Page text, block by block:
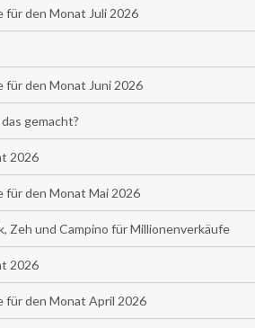
den Monat Juli 2026
den Monat Juni 2026
gemacht?
2026
den Monat Mai 2026
Zeh und Campino für Millionenverkäufe
2026
für den Monat April 2026